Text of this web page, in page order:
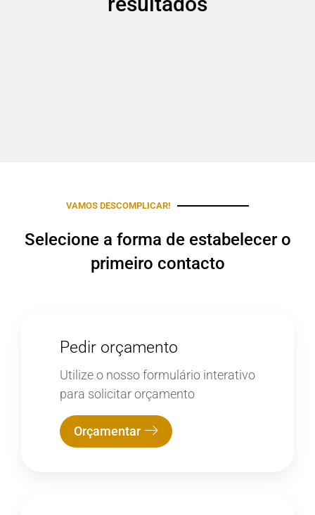
VAMOS DESCOMPLICAR!
Selecione a forma de estabelecer o
primeiro contacto
Pedir orçamento
Utilize o nosso formulário interativo
para solicitar orçamento
Orçamentar